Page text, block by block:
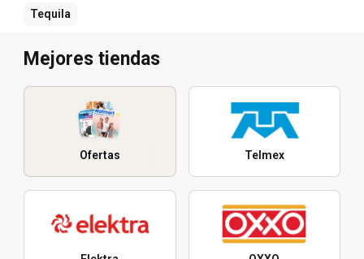
Tequila
Mejores tiendas
Ofertas Telmex